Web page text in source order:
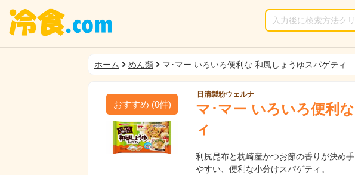
ホーム めん類 マ･マー いろいろ便利な 和風しょうゆスパゲティ
おすすめ (0件)
日清製粉ウェルナ
マ･マー いろいろ便利
ィ
利尻昆布と枕崎産かつお節の香りが決め
やすい、便利な小分けスパゲティ。